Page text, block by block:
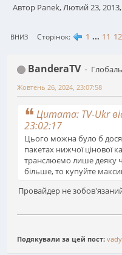
Автор Panek, Лютий 23,
ВНИЗ Сторінок 1 ... 11 12
BanderaTV
Жовтень 26, 2024, 23:07:58
Цитата: TV-Ukr
23:02:17
Цього можна було б
пакетах нижчої цінової
транслюємо лише деяку
більше, то купуйте
Провайдер не
Подякували за цей пост: